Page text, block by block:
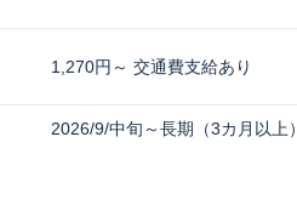
1,270円～ 交通費支給あり
2026/9/中旬～長期（3カ月以上）